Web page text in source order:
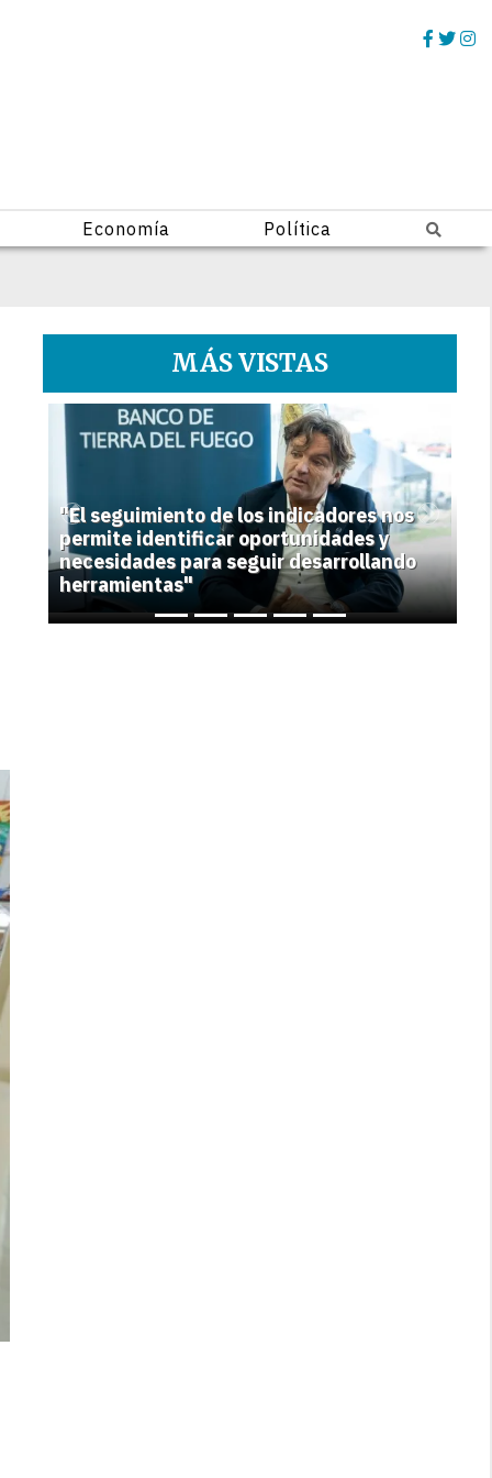
Economía Política
MÁS VISTAS
1
"El seguimiento de los indicadores nos
permite identificar oportunidades y
necesidades para seguir desarrollando
herramientas"
Previous Next